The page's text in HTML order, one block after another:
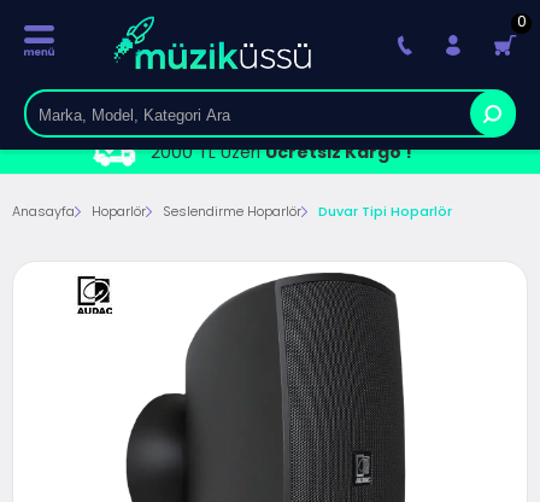
2000 TL ÜzeriÜcretsiz Kargo !
0
Anasayfa Hoparlör Seslendirme Hoparlör Duvar Tipi Hoparlör